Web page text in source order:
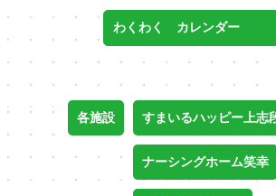
わくわく カレンダー
各施設 すまいるハッピー上志
ナーシングホーム笑幸